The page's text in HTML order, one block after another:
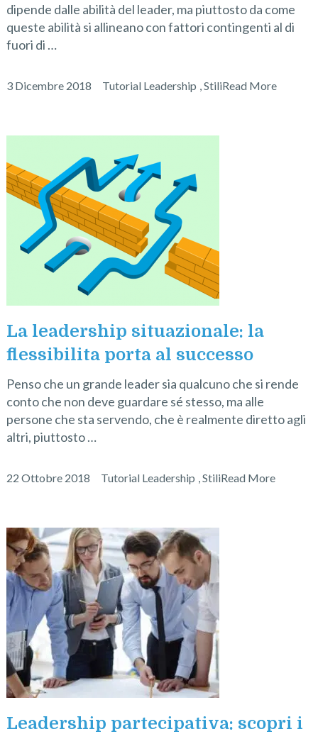
dipende dalle abilità del leader, ma piuttosto da come
queste abilità si allineano con fattori contingenti al di
fuori di …
3 Dicembre 2018 Tutorial Leadership ,StiliRead More
La leadership situazionale: la
flessibilita porta al successo
Penso che un grande leader sia qualcuno che si rende
conto che non deve guardare sé stesso, ma alle
persone che sta servendo, che è realmente diretto agli
altri, piuttosto …
22 Ottobre 2018 Tutorial Leadership ,StiliRead More
Leadership partecipativa: scopri i